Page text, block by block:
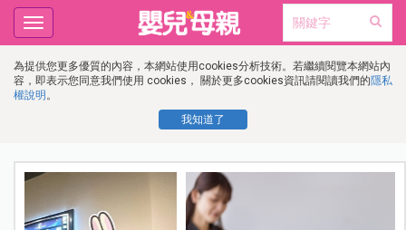
為提供您更多優質的內容，本網站使用cookies分析技術。若繼續閱覽本網站內
容，即表示您同意我們使用 cookies， 關於更多cookies資訊請閱讀我們的隱私
權說明 。
我知道了
Toggle
navigation